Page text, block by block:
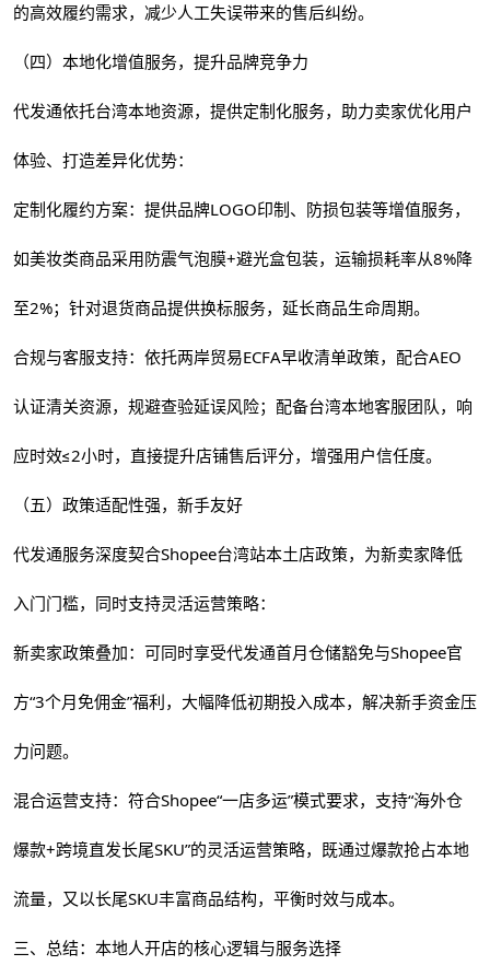
的高效履约需求，减少人工失误带来的售后纠纷。
（四）本地化增值服务，提升品牌竞争力
代发通依托台湾本地资源，提供定制化服务，助力卖家优化用户
体验、打造差异化优势：
定制化履约方案：提供品牌LOGO印制、防损包装等增值服务，
如美妆类商品采用防震气泡膜+避光盒包装，运输损耗率从8%降
至2%；针对退货商品提供换标服务，延长商品生命周期。
合规与客服支持：依托两岸贸易ECFA早收清单政策，配合AEO
认证清关资源，规避查验延误风险；配备台湾本地客服团队，响
应时效≤2小时，直接提升店铺售后评分，增强用户信任度。
（五）政策适配性强，新手友好
代发通服务深度契合Shopee台湾站本土店政策，为新卖家降低
入门门槛，同时支持灵活运营策略：
新卖家政策叠加：可同时享受代发通首月仓储豁免与Shopee官
方“3个月免佣金”福利，大幅降低初期投入成本，解决新手资金压
力问题。
混合运营支持：符合Shopee“一店多运”模式要求，支持“海外仓
爆款+跨境直发长尾SKU”的灵活运营策略，既通过爆款抢占本地
流量，又以长尾SKU丰富商品结构，平衡时效与成本。
三、总结：本地人开店的核心逻辑与服务选择